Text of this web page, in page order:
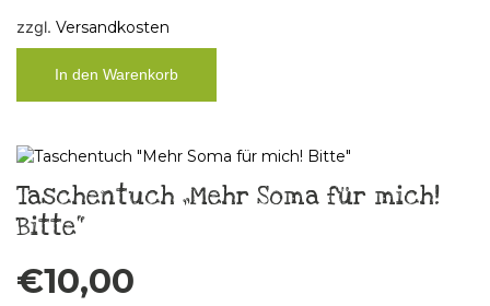
zzgl. Versandkosten
In den Warenkorb
Taschentuch „Mehr Soma für mich!
Bitte“
€10,00